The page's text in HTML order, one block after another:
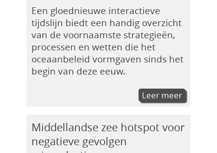
Een gloednieuwe interactieve
tijdslijn biedt een handig overzicht
van de voornaamste strategieën,
processen en wetten die het
oceaanbeleid vormgaven sinds het
begin van deze eeuw.
Leer meer
Middellandse zee hotspot voor
negatieve gevolgen